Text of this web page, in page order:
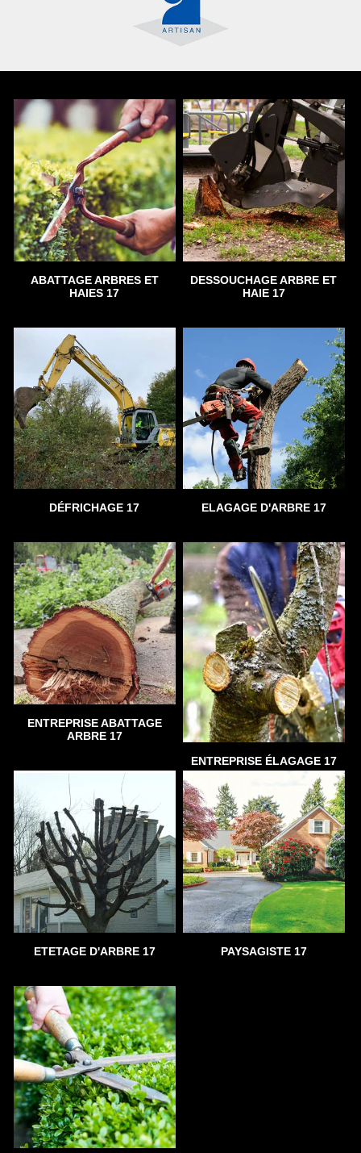
ABATTAGE ARBRES ET
HAIES 17
DESSOUCHAGE ARBRE ET
HAIE 17
DÉFRICHAGE 17 ELAGAGE D'ARBRE 17
ENTREPRISE ABATTAGE
ARBRE 17
ENTREPRISE ÉLAGAGE 17
ETETAGE D'ARBRE 17 PAYSAGISTE 17